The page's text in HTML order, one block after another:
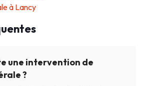
à Lancy
une intervention de
?